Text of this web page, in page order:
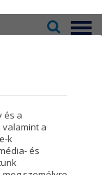
5
és a
a
k
és